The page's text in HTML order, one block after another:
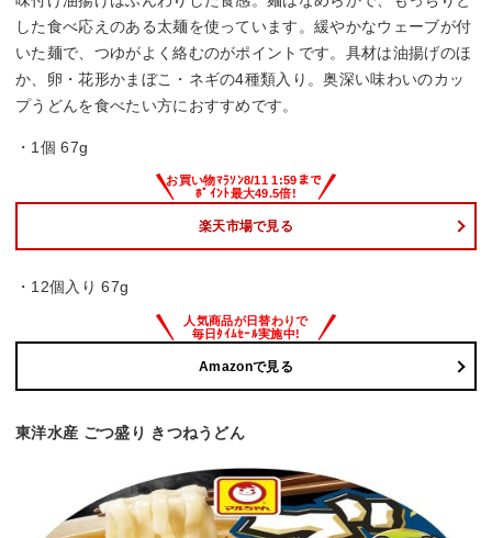
した食べ応えのある太麺を使っています。緩やかなウェーブが付
いた麺で、つゆがよく絡むのがポイントです。具材は油揚げのほ
か、卵・花形かまぼこ・ネギの4種類入り。奥深い味わいのカッ
プうどんを食べたい方におすすめです。
・1個 67g
楽天市場で見る
・12個入り 67g
Amazonで見る
東洋水産 ごつ盛り きつねうどん